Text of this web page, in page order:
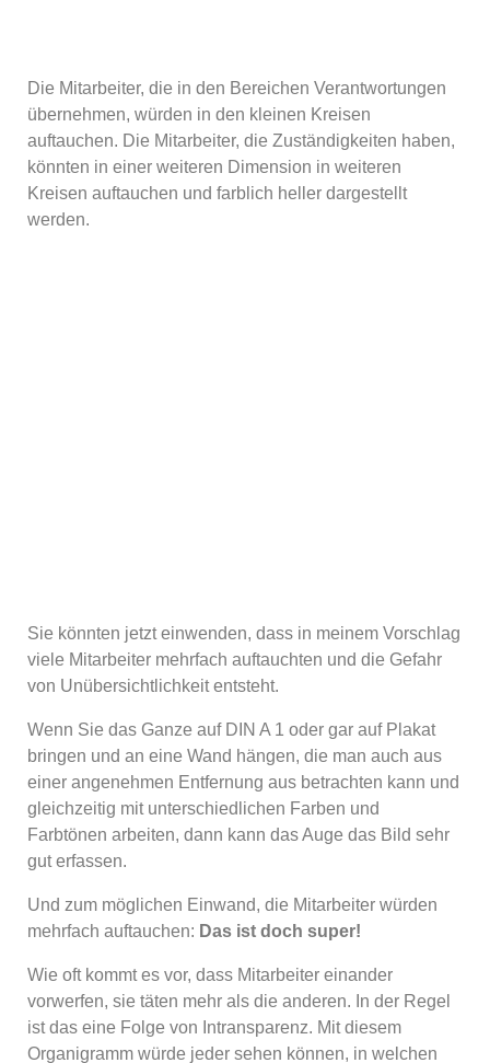
Die Mitarbeiter, die in den Bereichen Verantwortungen
übernehmen, würden in den kleinen Kreisen
auftauchen. Die Mitarbeiter, die Zuständigkeiten haben,
könnten in einer weiteren Dimension in weiteren
Kreisen auftauchen und farblich heller dargestellt
werden.
Sie könnten jetzt einwenden, dass in meinem Vorschlag
viele Mitarbeiter mehrfach auftauchten und die Gefahr
von Unübersichtlichkeit entsteht.
Wenn Sie das Ganze auf DIN A 1 oder gar auf Plakat
bringen und an eine Wand hängen, die man auch aus
einer angenehmen Entfernung aus betrachten kann und
gleichzeitig mit unterschiedlichen Farben und
Farbtönen arbeiten, dann kann das Auge das Bild sehr
gut erfassen.
Und zum möglichen Einwand, die Mitarbeiter würden
mehrfach auftauchen: Das ist doch super!
Wie oft kommt es vor, dass Mitarbeiter einander
vorwerfen, sie täten mehr als die anderen. In der Regel
ist das eine Folge von Intransparenz. Mit diesem
Organigramm würde jeder sehen können, in welchen